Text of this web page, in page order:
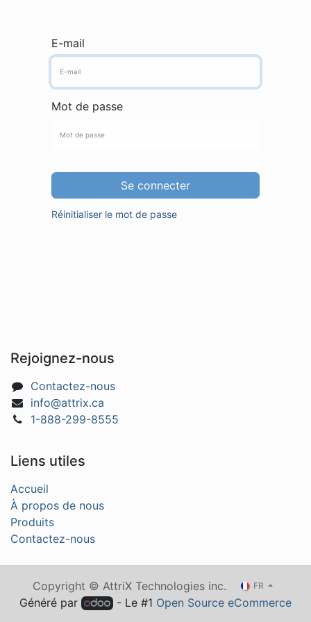
E-mail
Mot de passe
Se connecter
Réinitialiser le mot de passe
Rejoignez-nous
Contactez-nous
info@attrix.ca
1-888-299-8555
Liens utiles
Accueil
À propos de nous
Produits
Contactez-nous
Copyright © AttriX Technologies inc. FR
Généré par - Le #1 Open Source eCommerce